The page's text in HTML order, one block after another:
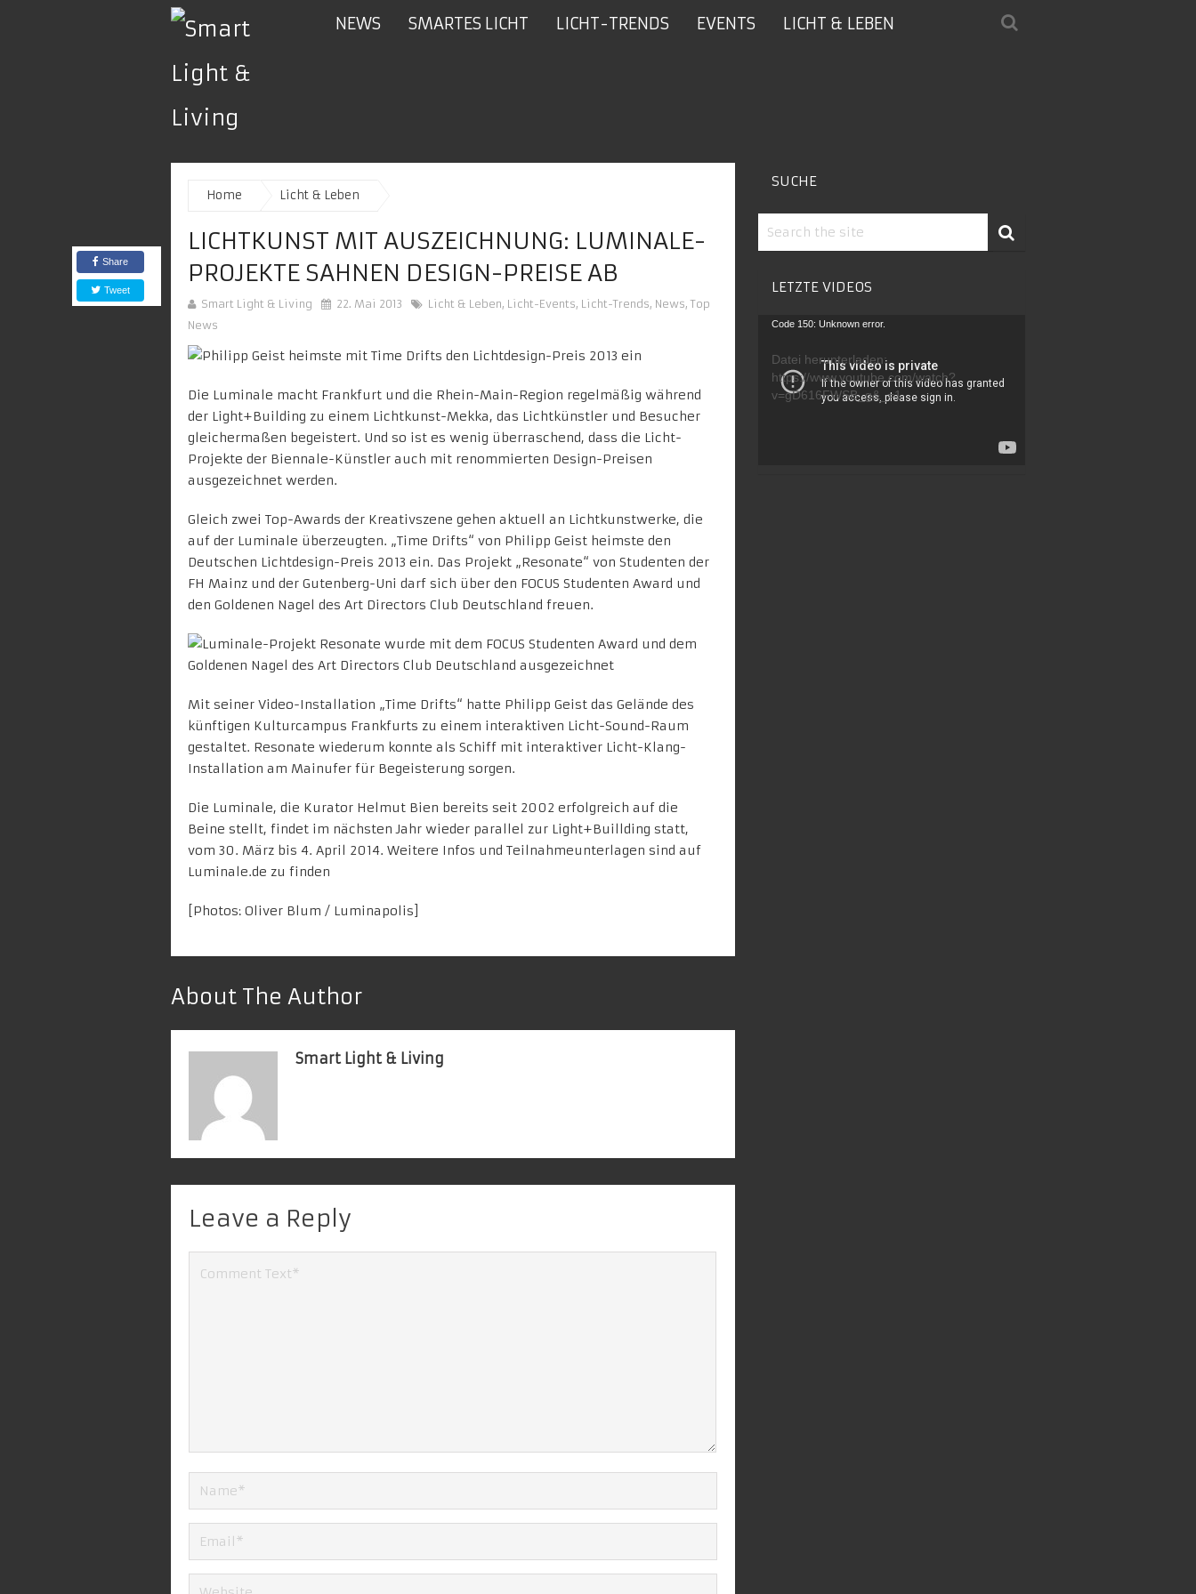
NEWS SMARTES LICHT LICHT-TRENDS EVENTS LICHT & LEBEN
Home Licht & Leben
LICHTKUNST MIT AUSZEICHNUNG: LUMINALE-
PROJEKTE SAHNEN DESIGN-PREISE AB
Smart Light & Living 22. Mai 2013 Licht & Leben, Licht-Events, Licht-Trends, News,Top
News
Share
Tweet
Die Luminale macht Frankfurt und die Rhein-Main-Region regelmäßig während
der Light+Building zu einem Lichtkunst-Mekka, das Lichtkünstler und Besucher
gleichermaßen begeistert. Und so ist es wenig überraschend, dass die Licht-
Projekte der Biennale-Künstler auch mit renommierten Design-Preisen
ausgezeichnet werden.
Gleich zwei Top-Awards der Kreativszene gehen aktuell an Lichtkunstwerke, die
auf der Luminale überzeugten. „Time Drifts“ von Philipp Geist heimste den
Deutschen Lichtdesign-Preis 2013 ein. Das Projekt „Resonate“ von Studenten der
FH Mainz und der Gutenberg-Uni darf sich über den FOCUS Studenten Award und
den Goldenen Nagel des Art Directors Club Deutschland freuen.
Mit seiner Video-Installation „Time Drifts“ hatte Philipp Geist das Gelände des
künftigen Kulturcampus Frankfurts zu einem interaktiven Licht-Sound-Raum
gestaltet. Resonate wiederum konnte als Schiff mit interaktiver Licht-Klang-
Installation am Mainufer für Begeisterung sorgen.
Die Luminale, die Kurator Helmut Bien bereits seit 2002 erfolgreich auf die
Beine stellt, findet im nächsten Jahr wieder parallel zur Light+Buillding statt,
vom 30. März bis 4. April 2014. Weitere Infos und Teilnahmeunterlagen sind auf
Luminale.de zu finden
[Photos: Oliver Blum / Luminapolis
About The Author
Smart Light & Living
Leave a Reply
SUCHE
LETZTE VIDEOS
Video-
Code 150: Unknown error.
Datei herunterladen:
https://www.youtube.com/watch?
v=gD616FWSB_g&_=1